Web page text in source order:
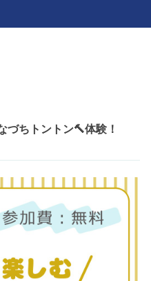
づちトントン🔨体験！